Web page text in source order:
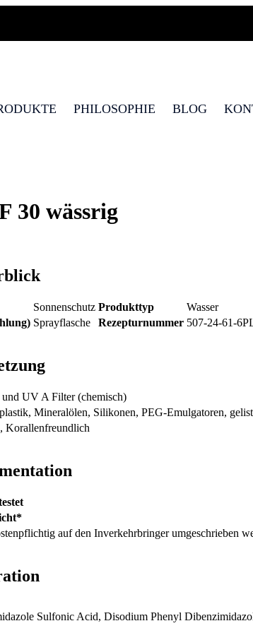
PHILOSOPHIE BLOG
30 wässrig
Sonnenschutz Produkttyp
Wasser
Sprayflasche Rezepturnummer 507-24-61-
UV A Filter (chemisch)
Mineralölen, Silikonen, PEG-Emulgatoren,
Korallenfreundlich
auf den Inverkehrbringer umgeschrieben
Sulfonic Acid, Disodium Phenyl